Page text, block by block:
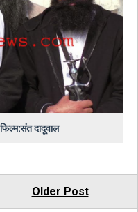
दादूवाल
Older Post